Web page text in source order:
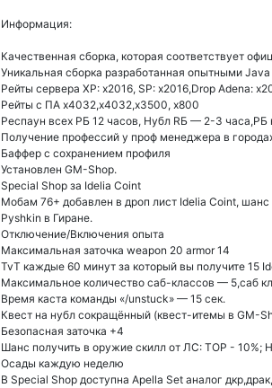
Информация:
Качественная сборка, которая соответствует
Уникальная сборка разработанная опытными
Рейты сервера XP: x2016, SP: x2016,Drop Adena:
Рейты с ПА х4032,х4032,х3500, х800
Респаун всех РБ 12 часов, Нубл RБ — 2-3 часа,РБ
Получение профессий у проф менеджера в
Баффер с сохранением профиля
Установлен GM-Shop.
Special Shop за Idelia Coint
Мобам 76+ добавлен в дроп лист Idelia Coint, шанс
Pyshkin в Гиране.
Отключение/Включения опыта
Максимальная заточка weapon 20 armor 14
TvT каждые 60 минут за который вы получите 15
Максимальное количество саб-классов — 5,саб
Время каста команды «/unstuck» — 15 сек.
Квест на нубл сокращённый (квест-итемы в GM-
Безопасная заточка +4
Шанс получить в оружие скилл от ЛС: TOP - 10%;
Осады каждую неделю
В Special Shop доступна Apella Set аналог